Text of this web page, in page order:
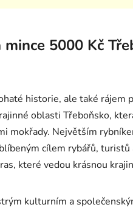
5000 Kč
historie, ale také rájem
oblasti Třeboňsko,
mokřady. Největším
cílem rybářů,
které vedou krásnou
kulturním a